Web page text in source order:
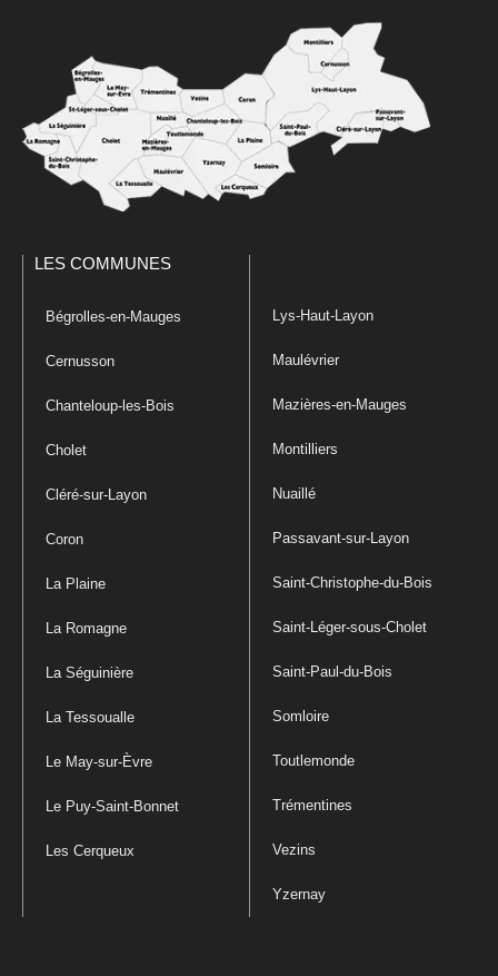
LES COMMUNES
Bégrolles-en-Mauges
Cernusson
Chanteloup-les-Bois
Cholet
Cléré-sur-Layon
Coron
La Plaine
La Romagne
La Séguinière
La Tessoualle
Le May-sur-Èvre
Le Puy-Saint-Bonnet
Les Cerqueux
Lys-Haut-Layon
Maulévrier
Mazières-en-Mauges
Montilliers
Nuaillé
Passavant-sur-Layon
Saint-Christophe-du-Bois
Saint-Léger-sous-Cholet
Saint-Paul-du-Bois
Somloire
Toutlemonde
Trémentines
Vezins
Yzernay